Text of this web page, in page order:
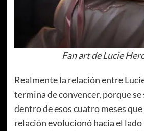
Fan art de Lucie
Realmente la relación entre
termina de convencer, porque
dentro de esos cuatro meses
relación evolucionó hacia el